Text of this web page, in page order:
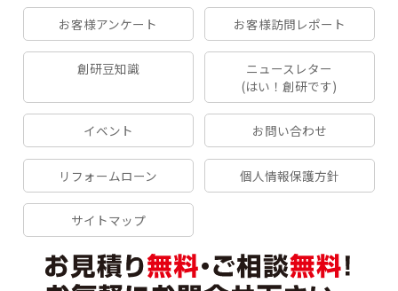
お客様アンケート お客様訪問レポート
創研豆知識
ニュースレター
(はい！創研です)
イベント お問い合わせ
リフォームローン 個人情報保護方針
サイトマップ